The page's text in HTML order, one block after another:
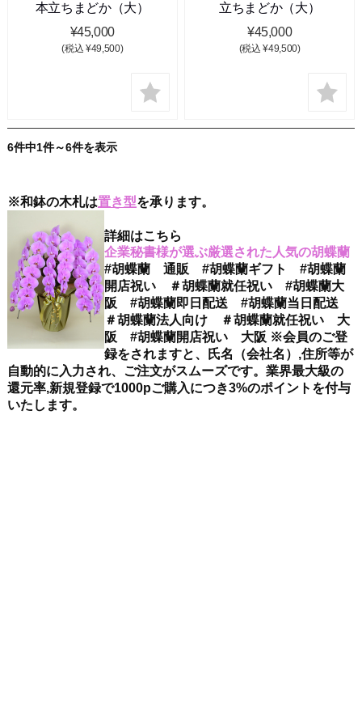
本立ちまどか（大）
¥45,000
(税込 ¥49,500)
立ちまどか（大）
¥45,000
(税込 ¥49,500)
6件中1件～6件を表示
※和鉢の木札は置き型を承ります。
詳細はこちら
企業秘書様が選ぶ厳選された人気の胡蝶蘭
#胡蝶蘭 通販 #胡蝶蘭ギフト #胡蝶蘭
開店祝い ＃胡蝶蘭就任祝い #胡蝶蘭大
阪 #胡蝶蘭即日配送 #胡蝶蘭当日配送
＃胡蝶蘭法人向け ＃胡蝶蘭就任祝い 大
阪 #胡蝶蘭開店祝い 大阪 ※会員のご登
録をされますと、氏名（会社名）,住所等が
自動的に入力され、ご注文がスムーズです。業界最大級の
還元率,新規登録で1000pご購入につき3%のポイントを付与
いたします。